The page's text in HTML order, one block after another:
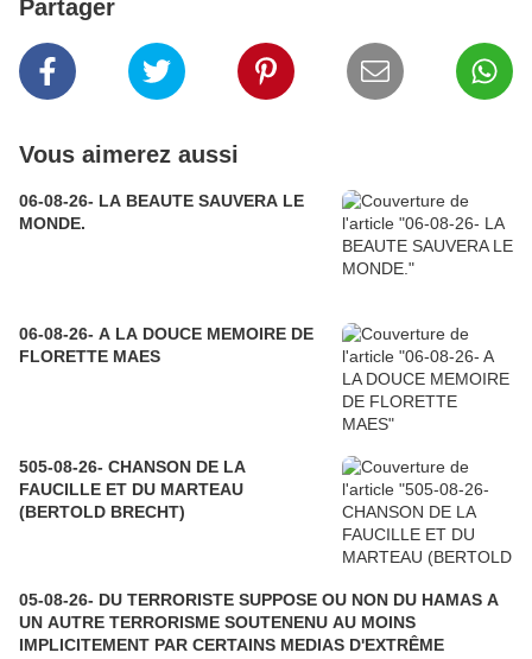
Partager
Vous aimerez aussi
06-08-26- LA BEAUTE SAUVERA LE
MONDE.
06-08-26- A LA DOUCE MEMOIRE DE
FLORETTE MAES
505-08-26- CHANSON DE LA
FAUCILLE ET DU MARTEAU
(BERTOLD BRECHT)
05-08-26- DU TERRORISTE SUPPOSE OU NON DU HAMAS A
UN AUTRE TERRORISME SOUTENENU AU MOINS
IMPLICITEMENT PAR CERTAINS MEDIAS D'EXTRÊME